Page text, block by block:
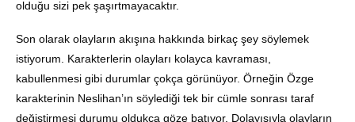
olduğu sizi pek şaşırtmayacaktır.
Son olarak olayların akışına hakkında birkaç şey söylemek
istiyorum. Karakterlerin olayları kolayca kavraması,
kabullenmesi gibi durumlar çokça görünüyor. Örneğin Özge
karakterinin Neslihan’ın söylediği tek bir cümle sonrası taraf
değiştirmesi durumu oldukça göze batıyor. Dolayısıyla olayların